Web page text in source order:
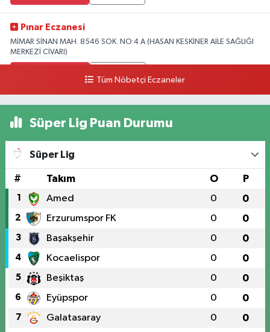
Pınar Eczanesi
MİMAR SİNAN MAH. 8546 SOK. NO:4 A (HASAN KESKİNER AİLE SAĞLIĞI
MERKEZİ CİVARI)
Tüm Nöbetçi Eczaneler
Süper Lig Puan Durumu
Süper Lig
# Takım O P
1 Amed 0 0
2 Erzurumspor FK 0 0
3 Başakşehir 0 0
4 Kocaelispor 0 0
5 Beşiktaş 0 0
6 Eyüpspor 0 0
7 Galatasaray 0 0